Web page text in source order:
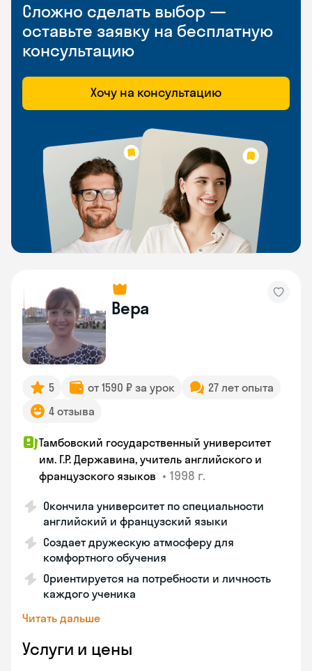
Сложно сделать выбор —
оставьте заявку на бесплатную
консультацию
Хочу на консультацию
Вера
5 от 1590 ₽ за урок
27 лет опыта
4 отзыва
Тамбовский государственный университет
им. Г.Р. Державина, учитель английского и
французского языков • 1998 г.
Окончила университет по специальности
английский и французский языки
Создает дружескую атмосферу для
комфортного обучения
Ориентируется на потребности и личность
каждого ученика
Читать дальше
Услуги и цены